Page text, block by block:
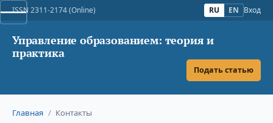
ISSN 2311-2174 (Online) RU EN Вход
Управление образованием: теория и
практика
Подать статью
Главная / Контакты